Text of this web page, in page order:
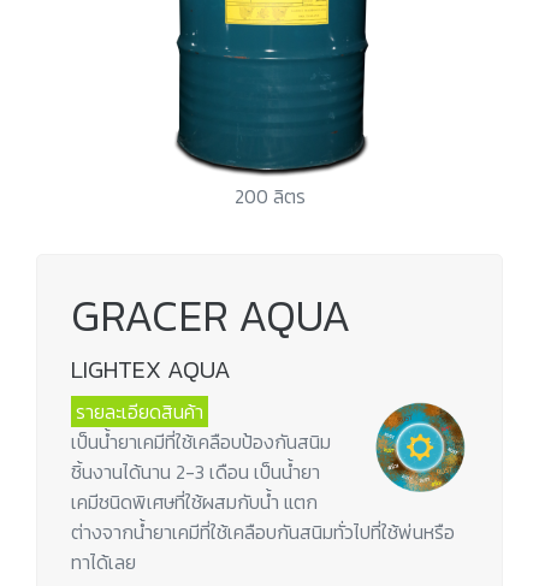
200 ลิตร
GRACER AQUA
LIGHTEX AQUA
รายละเอียดสินค้า
เป็นน้ำยาเคมีที่ใช้เคลือบป้องกันสนิม
ชิ้นงานได้นาน 2-3 เดือน เป็นน้ำยา
เคมีชนิดพิเศษที่ใช้ผสมกับน้ำ แตก
ต่างจากน้ำยาเคมีที่ใช้เคลือบกันสนิมทั่วไปที่ใช้พ่นหรือ
ทาได้เลย